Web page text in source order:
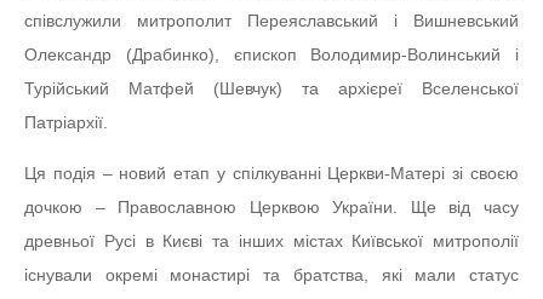
співслужили митрополит Переяславський і Вишневський
Олександр (Драбинко), єпископ Володимир-Волинський і
Турійський Матфей (Шевчук) та архієреї Вселенської
Патріархії.
Ця подія – новий етап у спілкуванні Церкви-Матері зі своєю
дочкою – Православною Церквою України. Ще від часу
древньої Русі в Києві та інших містах Київської митрополії
існували окремі монастирі та братства, які мали статус